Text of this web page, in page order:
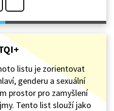
listu je zorientovat
genderu a sexuální
prostor pro zamyšlení
Tento list slouží jako